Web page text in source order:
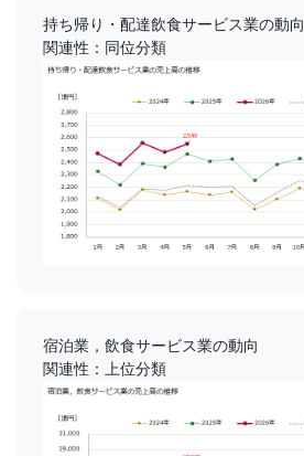
持ち帰り・配達飲食サービス業の動向
関連性：同位分類
宿泊業，飲食サービス業の動向
関連性：上位分類